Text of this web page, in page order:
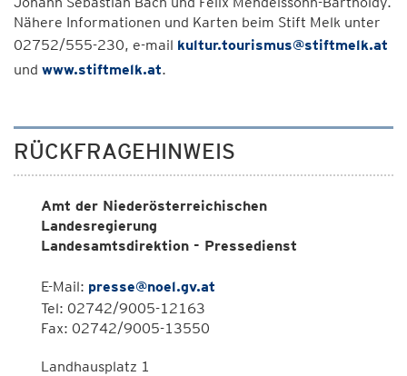
Nähere Informationen und Karten beim Stift Melk unter
02752/555-230, e-mail kultur.tourismus@stiftmelk.at
und www.stiftmelk.at.
RÜCKFRAGEHINWEIS
Amt der Niederösterreichischen
Landesregierung
Landesamtsdirektion - Pressedienst
E-Mail: presse@noel.gv.at
Tel: 02742/9005-12163
Fax: 02742/9005-13550
Landhausplatz 1